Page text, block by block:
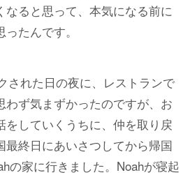
ると思って、本気になる前に
たんです。
された日の夜に、レストランで
わず気まずかったのですが、お
をしていくうちに、仲を取り戻
最終日にあいさつしてから帰国
の家に行きました。Noahが寝起